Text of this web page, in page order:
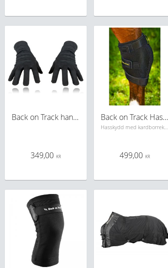
Back on Track handskar
349,00 KR
Back on Track Hasskydd
Hasskydd med kardborreknäppning
499,00 KR